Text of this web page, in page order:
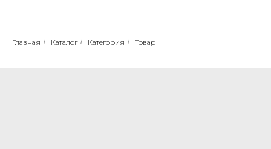
Главная / Каталог / Категория / Товар